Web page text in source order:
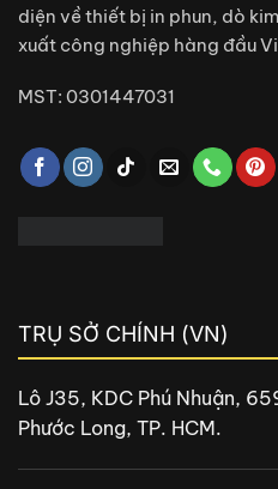
diện về thiết bị in phun, dò
xuất công nghiệp hàng đầu
MST: 0301447031
TRỤ SỞ CHÍNH (VN)
Lô J35, KDC Phú Nhuận,
Phước Long, TP. HCM.